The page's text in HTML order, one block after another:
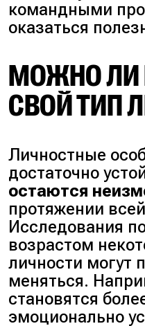
командными
оказаться
МОЖНО ЛИ
СВОЙ ТИП
Личностные
достаточно
остаются
протяжении
Исследования
возрастом
личности могут
меняться.
становятся
эмоционально